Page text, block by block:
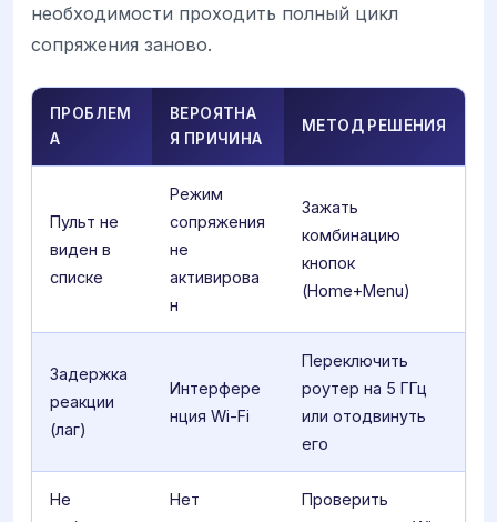
необходимости проходить полный цикл
сопряжения заново.
ПРОБЛЕМ
А
ВЕРОЯТНА
Я ПРИЧИНА
МЕТОД РЕШЕНИЯ
Пульт не
виден в
списке
Режим
сопряжения
не
активирова
н
Зажать
комбинацию
кнопок
(Home+Menu)
Задержка
реакции
(лаг)
Интерфере
нция Wi-Fi
Переключить
роутер на 5 ГГц
или отодвинуть
его
Не
Нет
Проверить